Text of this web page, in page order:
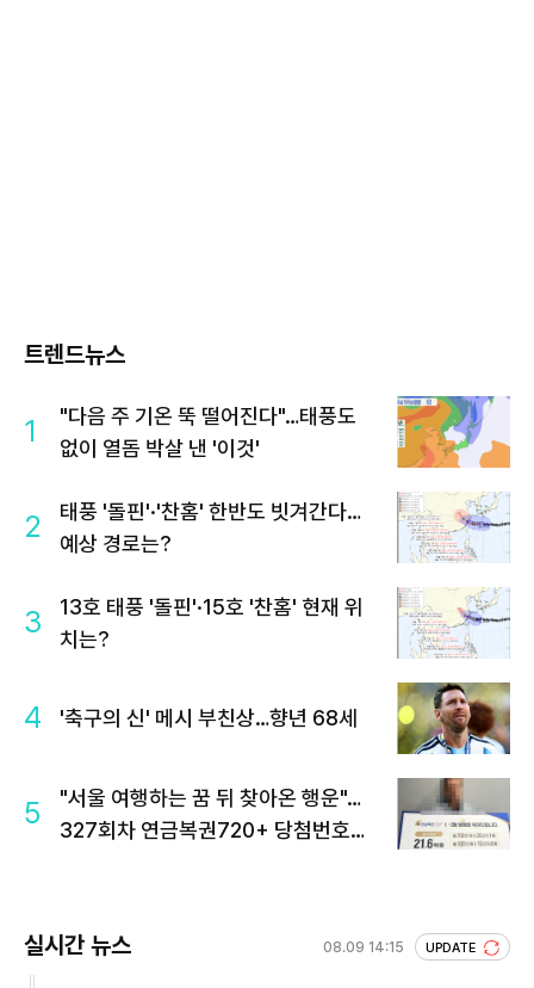
트렌드뉴스
1
"다음 주 기온 뚝 떨어진다"…태풍도
없이 열돔 박살 낸 '이것'
2
태풍 '돌핀'·'찬홈' 한반도 빗겨간다…
예상 경로는?
3
13호 태풍 '돌핀'·15호 '찬홈' 현재 위
치는?
4 '축구의 신' 메시 부친상…향년 68세
5
"서울 여행하는 꿈 뒤 찾아온 행운"…
327회차 연금복권720+ 당첨번호조
실시간 뉴스 08.09 14:15 UPDATE